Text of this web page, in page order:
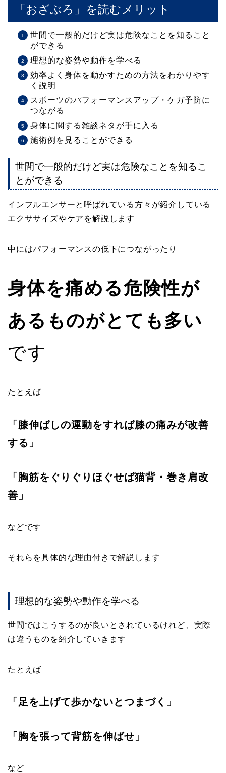
「おざぶろ」を読むメリット
世間で一般的だけど実は危険なことを知ること
ができる
理想的な姿勢や動作を学べる
効率よく身体を動かすための方法をわかりやす
く説明
スポーツのパフォーマンスアップ・ケガ予防に
つながる
身体に関する雑談ネタが手に入る
施術例を見ることができる
世間で一般的だけど実は危険なことを知るこ
とができる
インフルエンサーと呼ばれている方々が紹介している
エクササイズやケアを解説します
中にはパフォーマンスの低下につながったり
身体を痛める危険性が
あるものがとても多い
です
たとえば
「膝伸ばしの運動をすれば膝の痛みが改善
する」
「胸筋をぐりぐりほぐせば猫背・巻き肩改
善」
などです
それらを具体的な理由付きで解説します
理想的な姿勢や動作を学べる
世間ではこうするのが良いとされているけれど、実際
は違うものを紹介していきます
たとえば
「足を上げて歩かないとつまづく」
「胸を張って背筋を伸ばせ」
など